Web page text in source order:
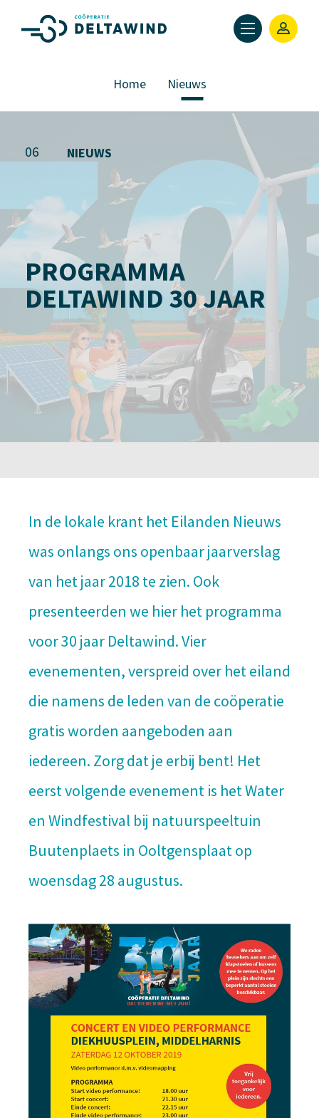
Home Nieuws
06 NIEUWS
PROGRAMMA
DELTAWIND 30 JAAR
In de lokale krant het Eilanden Nieuws
was onlangs ons openbaar jaarverslag
van het jaar 2018 te zien. Ook
presenteerden we hier het programma
voor 30 jaar Deltawind. Vier
evenementen, verspreid over het eiland
die namens de leden van de coöperatie
gratis worden aangeboden aan
iedereen. Zorg dat je erbij bent! Het
eerst volgende evenement is het Water
en Windfestival bij natuurspeeltuin
Buutenplaets in Ooltgensplaat op
woensdag 28 augustus.